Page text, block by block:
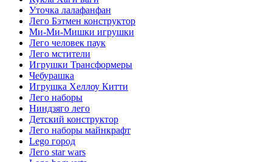
Уточка лалафанфан
Лего Бэтмен конструктор
Ми-Ми-Мишки игрушки
Лего человек паук
Лего мстители
Игрушки Трансформеры
Чебурашка
Игрушка Хеллоу Китти
Лего наборы
Ниндзяго лего
Детский конструктор
Лего наборы майнкрафт
Lego город
Лего star wars